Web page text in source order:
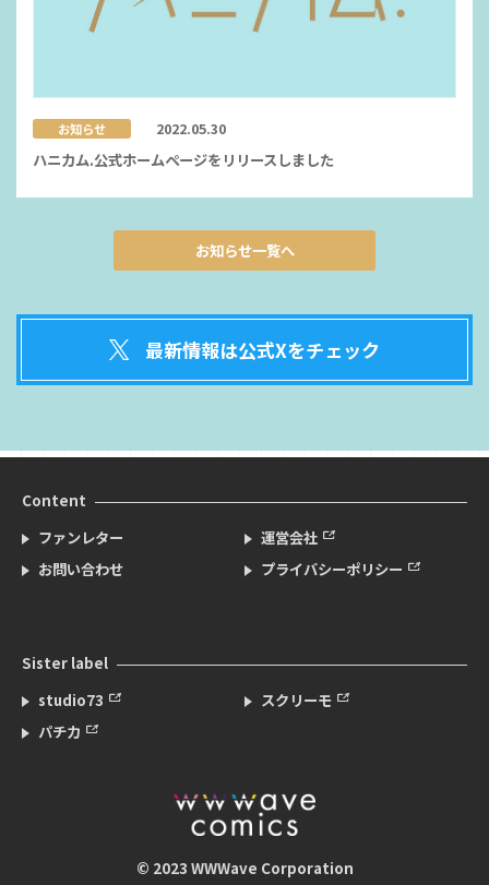
お知らせ 2022.05.30
ハニカム.公式ホームページをリリースしました
お知らせ一覧へ
最新情報は公式Xをチェック
© 2023 WWWave Corporation
Content
ファンレター
お問い合わせ
運営会社
プライバシーポリシー
Sister label
studio73
パチカ
スクリーモ